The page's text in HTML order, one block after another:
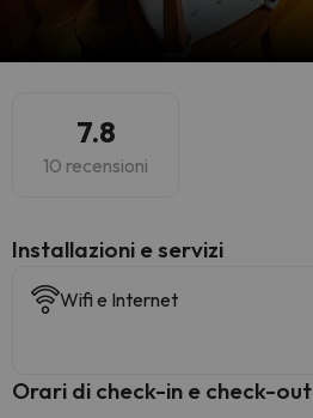
7.8
10 recensioni
Installazioni e servizi
Wifi e Internet
Orari di check-in e check-out